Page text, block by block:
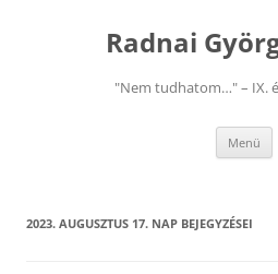
Radnai
"Nem tudhatom…" – IX.
Menü
2023. AUGUSZTUS 17. NAP BEJEGYZÉSEI